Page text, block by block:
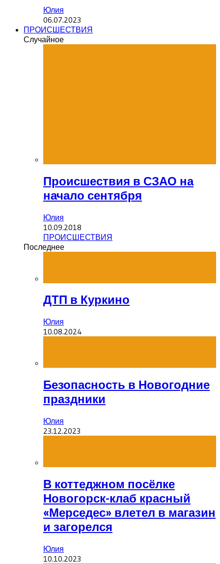
Юлия
06.07.2023
ПРОИСШЕСТВИЯ
Случайное
Происшествия в СЗАО на
начало сентября
Юлия
10.09.2018
ПРОИСШЕСТВИЯ
Последнее
ДТП в Куркино
Юлия
10.08.2024
Безопасность в Новогодние
праздники
Юлия
23.12.2023
В коттеджном посёлке
Новогорск-клаб красный
«Мерседес» влетел в магазин
и загорелся
Юлия
10.10.2023